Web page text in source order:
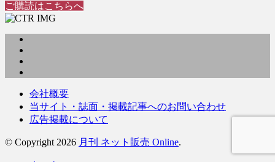
ご購読はこちらへ
会社概要
当サイト・誌面・掲載記事へのお問い合わせ
広告掲載について
© Copyright 2026 月刊 ネット販売 Online.